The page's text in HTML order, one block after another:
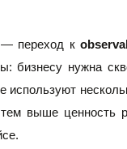
переход к
бизнесу нужна
выше ценность